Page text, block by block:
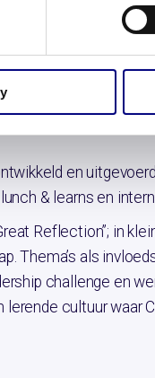
werd steeds
van
en
& learns en
Reflection”; in
Thema’s als
challenge en
cultuur waar